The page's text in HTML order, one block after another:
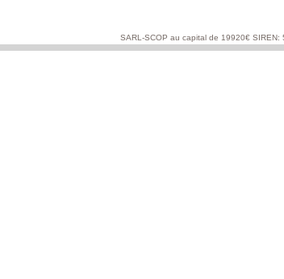
SARL-SCOP au capital de 19920€